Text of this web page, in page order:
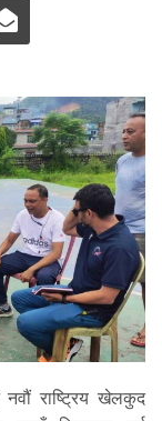
राष्ट्रिय खेलकुद